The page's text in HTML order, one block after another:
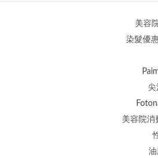
美容
染髮優
尖
美容院消